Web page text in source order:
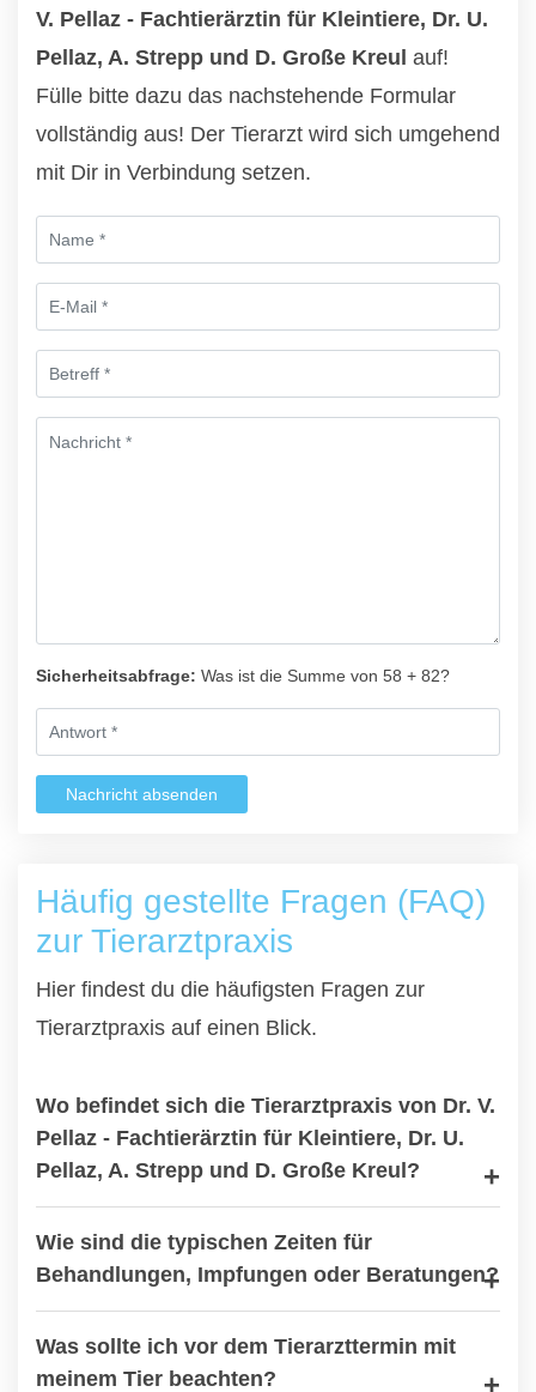
V. Pellaz - Fachtierärztin für Kleintiere, Dr. U.
Pellaz, A. Strepp und D. Große Kreul auf!
Fülle bitte dazu das nachstehende Formular
vollständig aus! Der Tierarzt wird sich umgehend
mit Dir in Verbindung setzen.
Sicherheitsabfrage: Was ist die Summe von 58 + 82?
Nachricht absenden
Häufig gestellte Fragen (FAQ)
zur Tierarztpraxis
Hier findest du die häufigsten Fragen zur
Tierarztpraxis auf einen Blick.
Wo befindet sich die Tierarztpraxis von Dr. V.
Pellaz - Fachtierärztin für Kleintiere, Dr. U.
Pellaz, A. Strepp und D. Große Kreul?
Wie sind die typischen Zeiten für
Behandlungen, Impfungen oder Beratungen?
Was sollte ich vor dem Tierarzttermin mit
meinem Tier beachten?